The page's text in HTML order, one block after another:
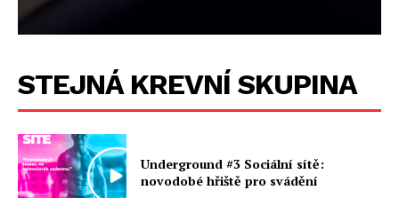
STEJNÁ KREVNÍ SKUPINA
Underground #3 Sociální sítě:
novodobé hřiště pro svádění